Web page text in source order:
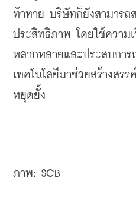
ท้าทาย บริษัทก็ยังสามารถ
ประสิทธิภาพ โดยใช้ความ
หลากหลายและประสบกา
เทคโนโลยีมาช่วยสร้างสร
หยุดยั้ง
ภาพ: SCB